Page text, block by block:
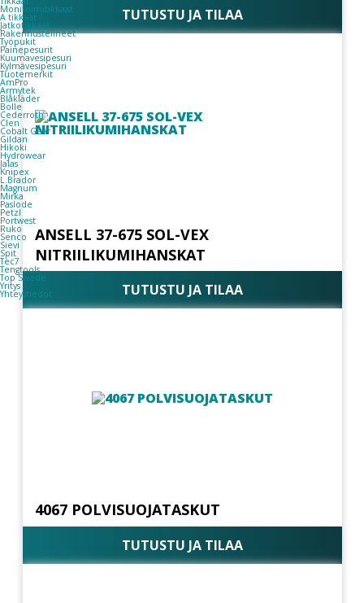
Monitoimitikkaat
A tikkaat
Jatkotikkaat
Rakennustelineet
Työpukit
Painepesurit
Kuumavesipesuri
Kylmävesipesuri
Tuotemerkit
AmPro
Armytek
Blåkläder
Bolle
Cederroth
Clen
Cobalt Gear
Gildan
Hikoki
Hydrowear
Jalas
Knipex
L.Brador
Magnum
Mirka
Paslode
Petzl
Portwest
Ruko
Senco
Sievi
Spit
Tec7
Tengtools
Top Swede
Yritys
Yhteystiedot
TUTUSTU JA TILAA
ANSELL 37-675 SOL-VEX
NITRIILIKUMIHANSKAT
TUTUSTU JA TILAA
4067 POLVISUOJATASKUT
TUTUSTU JA TILAA